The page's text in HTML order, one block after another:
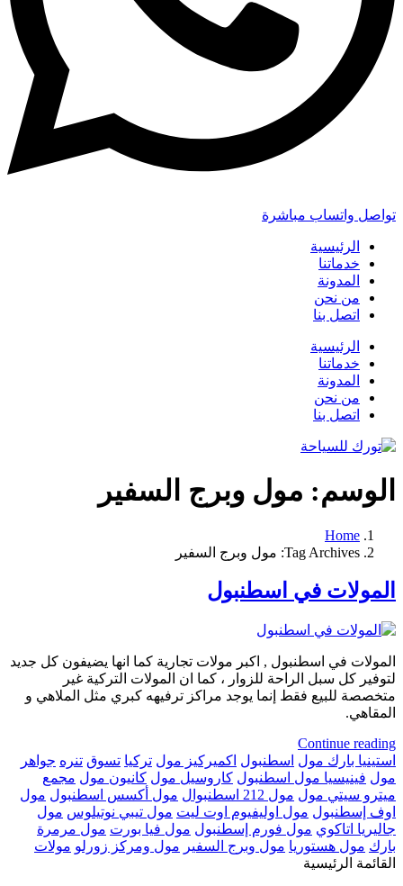
تواصل واتساب مباشرة
الرئيسية
خدماتنا
المدونة
من نحن
اتصل بنا
الرئيسية
خدماتنا
المدونة
من نحن
اتصل بنا
الوسم: مول وبرج السفير
Home
Tag Archives: مول وبرج السفير
المولات في اسطنبول
المولات في اسطنبول , اكبر مولات تجارية كما انها يضيفون كل جديد
لتوفير كل سبل الراحة للزوار ، كما ان المولات التركية غير
متخصصة للبيع فقط إنما يوجد مراكز ترفيهه كبري مثل الملاهي و
المقاهي.
Continue reading
استينيا بارك مول اسطنبول اكميركيز مول تركيا تسوق تنره جواهر
مول فينيسيا مول اسطنبول كاروسيل مول كانيون مول مجمع
ميترو سيتي مول مول 212 اسطنبوال مول أكسس اسطنبول مول
اوف إسطنبول مول اوليفيوم اوت ليت مول تيبي نوتيلوس مول
جاليريا اتاكوي مول فورم إسطنبول مول فيا بورت مول مرمرة
بارك مول هستوريا مول وبرج السفير مول ومركز زورلو مولات
القائمة الرئيسية